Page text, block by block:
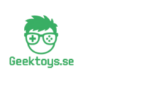
Hoppa
innehåll